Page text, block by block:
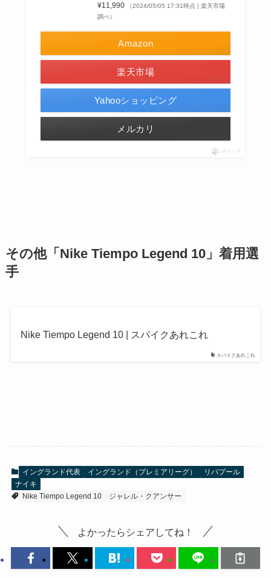
¥11,990
（2024/05/05 17:31時点 | 楽天市場
調べ）
Amazon
楽天市場
Yahooショッピング
メルカリ
ポチップ
その他「Nike Tiempo Legend 10」着用選
手
スパイクあれこれ
Nike Tiempo Legend 10 | スパイクあれこれ
イングランド代表 イングランド（プレミアリーグ）
リバプール
ナイキ
Nike Tiempo Legend 10
ジャレル・クアンサー
よかったらシェアしてね！